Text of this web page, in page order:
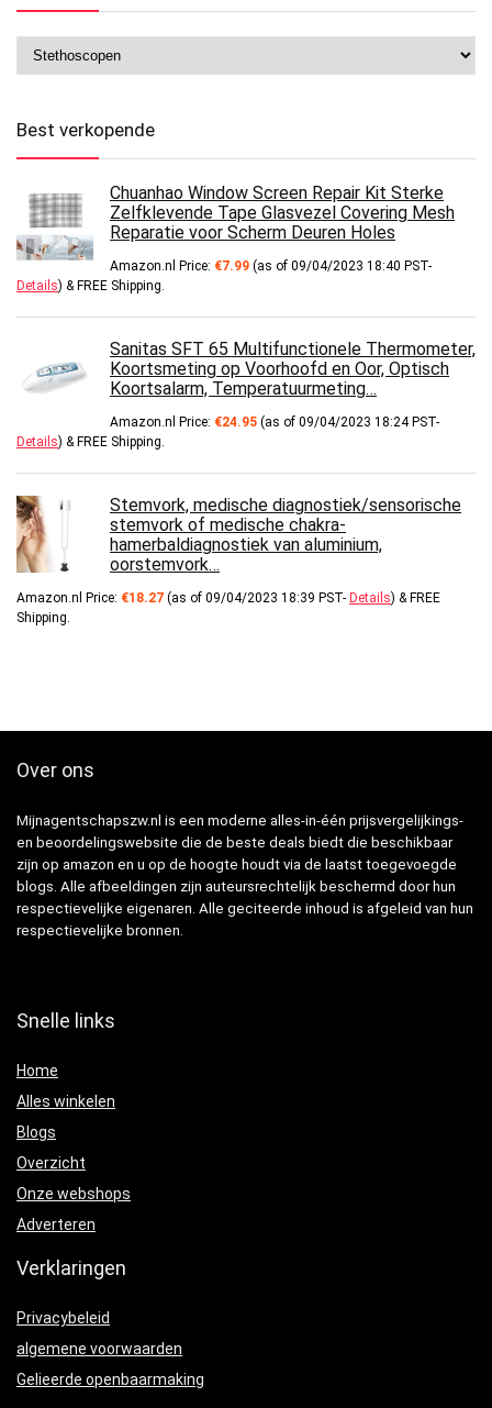
Best verkopende
Chuanhao Window Screen Repair Kit Sterke
Zelfklevende Tape Glasvezel Covering Mesh
Reparatie voor Scherm Deuren Holes
Amazon.nl Price: €7.99 (as of 09/04/2023 18:40 PST-
Details) & FREE Shipping
Sanitas SFT 65 Multifunctionele Thermometer,
Koortsmeting op Voorhoofd en Oor, Optisch
Koortsalarm, Temperatuurmeting…
Amazon.nl Price: €24.95 (as of 09/04/2023 18:24 PST-
Details) & FREE Shipping
Stemvork, medische diagnostiek/sensorische
stemvork of medische chakra-
hamerbaldiagnostiek van aluminium,
oorstemvork…
Amazon.nl Price: €18.27 (as of 09/04/2023 18:39 PST- Details) & FREE
Shipping
Over ons
Mijnagentschapszw.nl is een moderne alles-in-één prijsvergelijkings-
en beoordelingswebsite die de beste deals biedt die beschikbaar
zijn op amazon en u op de hoogte houdt via de laatst toegevoegde
blogs. Alle afbeeldingen zijn auteursrechtelijk beschermd door hun
respectievelijke eigenaren. Alle geciteerde inhoud is afgeleid van hun
respectievelijke bronnen.
Snelle links
Home
Alles winkelen
Blogs
Overzicht
Onze webshops
Adverteren
Verklaringen
Privacybeleid
algemene voorwaarden
Gelieerde openbaarmaking